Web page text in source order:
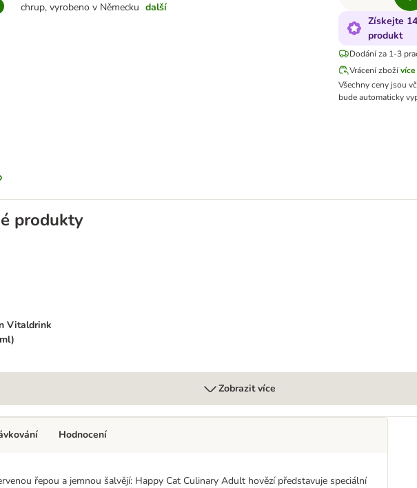
chrup, vyrobeno v Německu další
Získejte
produkt
Dodání za 1-3
Vrácení zboží
Všechny ceny jsou
bude automaticky
produkty
Vitaldrink 24 ks (24 x 135 ml)
Vitaldrink
Zobrazit více
řepou a jemnou šalvějí: Happy Cat Culinary Adult hovězí představuje speciální
Hodnocení